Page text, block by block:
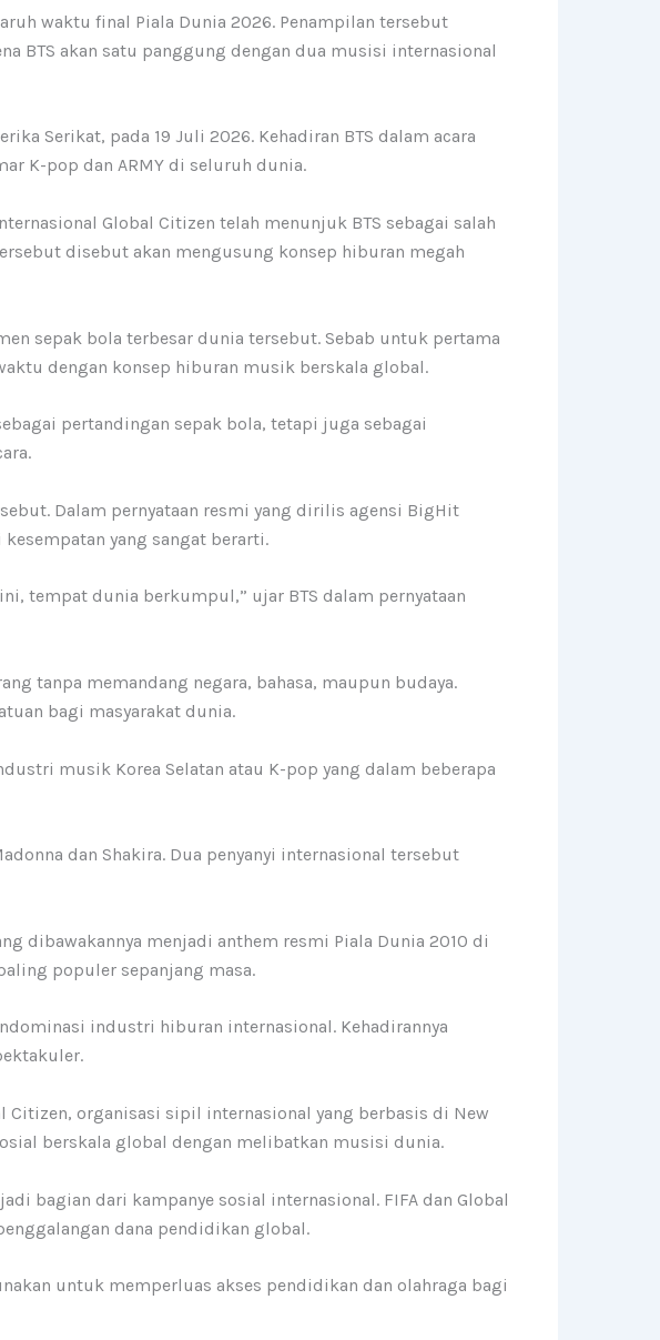
waktu final Piala Dunia 2026. Penampilan tersebut
BTS akan satu panggung dengan dua musisi internasional
Serikat, pada 19 Juli 2026. Kehadiran BTS dalam acara
K-pop dan ARMY di seluruh dunia.
Global Citizen telah menunjuk BTS sebagai salah
disebut akan mengusung konsep hiburan megah
sepak bola terbesar dunia tersebut. Sebab untuk pertama
dengan konsep hiburan musik berskala global.
pertandingan sepak bola, tetapi juga sebagai
Dalam pernyataan resmi yang dirilis agensi BigHit
yang sangat berarti.
tempat dunia berkumpul,” ujar BTS dalam pernyataan
tanpa memandang negara, bahasa, maupun budaya.
bagi masyarakat dunia.
musik Korea Selatan atau K-pop yang dalam beberapa
dan Shakira. Dua penyanyi internasional tersebut
dibawakannya menjadi anthem resmi Piala Dunia 2010 di
populer sepanjang masa.
industri hiburan internasional. Kehadirannya
organisasi sipil internasional yang berbasis di New
berskala global dengan melibatkan musisi dunia.
bagian dari kampanye sosial internasional. FIFA dan Global
dana pendidikan global.
untuk memperluas akses pendidikan dan olahraga bagi